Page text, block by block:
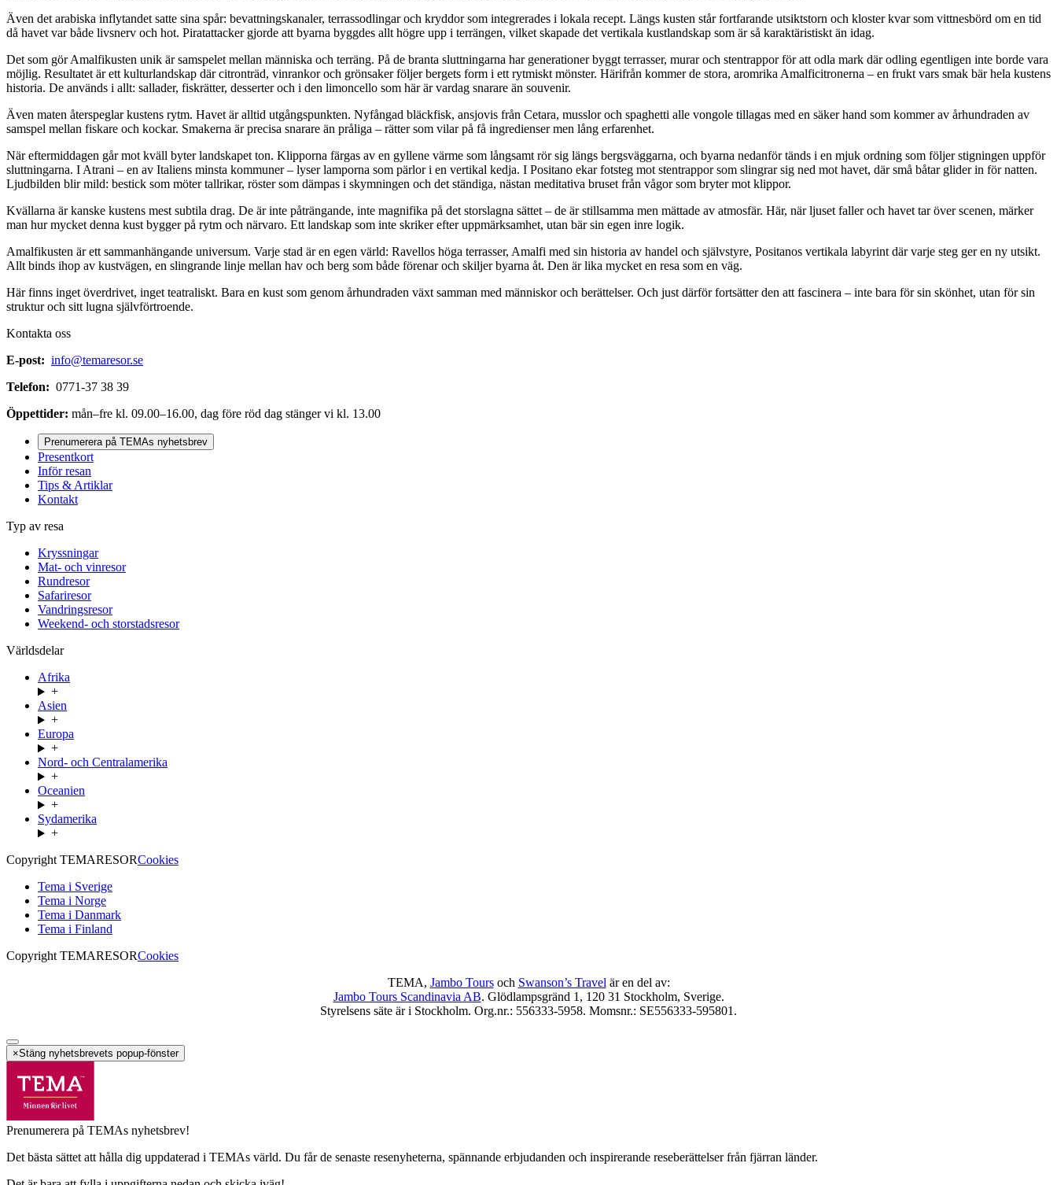
Även det arabiska inflytandet satte sina spår: bevattningskanaler, terrassodlingar och kryddor som integrerades i lokala recept. Längs kusten står fortfarande utsiktstorn och kloster kvar som vittnesbörd om en tid
då havet var både livsnerv och hot. Piratattacker gjorde att byarna byggdes allt högre upp i terrängen, vilket skapade det vertikala kustlandskap som är så karaktäristiskt än idag.
Det som gör Amalfikusten unik är samspelet mellan människa och terräng. På de branta sluttningarna har generationer byggt terrasser, murar och stentrappor för att odla mark där odling egentligen inte borde vara
möjlig. Resultatet är ett kulturlandskap där citronträd, vinrankor och grönsaker följer bergets form i ett rytmiskt mönster. Härifrån kommer de stora, aromrika Amalficitronerna – en frukt vars smak bär hela kustens
historia. De används i allt: sallader, fiskrätter, desserter och i den limoncello som här är vardag snarare än souvenir.
Även maten återspeglar kustens rytm. Havet är alltid utgångspunkten. Nyfångad bläckfisk, ansjovis från Cetara, musslor och spaghetti alle vongole tillagas med en säker hand som kommer av århundraden av
samspel mellan fiskare och kockar. Smakerna är precisa snarare än pråliga – rätter som vilar på få ingredienser men lång erfarenhet.
När eftermiddagen går mot kväll byter landskapet ton. Klipporna färgas av en gyllene värme som långsamt rör sig längs bergsväggarna, och byarna nedanför tänds i en mjuk ordning som följer stigningen uppför
sluttningarna. I Atrani – en av Italiens minsta kommuner – lyser lamporna som pärlor i en vertikal kedja. I Positano ekar fotsteg mot stentrappor som slingrar sig ned mot havet, där små båtar glider in för natten.
Ljudbilden blir mild: bestick som möter tallrikar, röster som dämpas i skymningen och det ständiga, nästan meditativa bruset från vågor som bryter mot klippor.
Kvällarna är kanske kustens mest subtila drag. De är inte påträngande, inte magnifika på det storslagna sättet – de är stillsamma men mättade av atmosfär. Här, när ljuset faller och havet tar över scenen, märker
man hur mycket denna kust bygger på rytm och närvaro. Ett landskap som inte skriker efter uppmärksamhet, utan bär sin egen inre logik.
Amalfikusten är ett sammanhängande universum. Varje stad är en egen värld: Ravellos höga terrasser, Amalfi med sin historia av handel och självstyre, Positanos vertikala labyrint där varje steg ger en ny utsikt.
Allt binds ihop av kustvägen, en slingrande linje mellan hav och berg som både förenar och skiljer byarna åt. Den är lika mycket en resa som en väg.
Här finns inget överdrivet, inget teatraliskt. Bara en kust som genom århundraden växt samman med människor och berättelser. Och just därför fortsätter den att fascinera – inte bara för sin skönhet, utan för sin
struktur och sitt lugna självförtroende.
Kontakta oss
E-post: info@temaresor.se
Telefon: 0771-37 38 39
Öppettider: mån–fre kl. 09.00–16.00, dag före röd dag stänger vi kl. 13.00
Prenumerera på TEMAs nyhetsbrev
Presentkort
Inför resan
Tips & Artiklar
Kontakt
Typ av resa
Kryssningar
Mat- och vinresor
Rundresor
Safariresor
Vandringsresor
Weekend- och storstadsresor
Världsdelar
Afrika
+
Asien
+
Europa
+
Nord- och Centralamerika
+
Oceanien
+
Sydamerika
+
Copyright TEMARESORCookies
Tema i Sverige
Tema i Norge
Tema i Danmark
Tema i Finland
Copyright TEMARESORCookies
TEMA, Jambo Toursoch Swanson’s Travelär en del av:
Jambo Tours Scandinavia AB. Glödlampsgränd 1, 120 31 Stockholm, Sverige.
Styrelsens säte är i Stockholm. Org.nr.: 556333-5958. Momsnr.: SE556333-595801.
×Stäng nyhetsbrevets popup-fönster
Prenumerera på TEMAs nyhetsbrev!
Det bästa sättet att hålla dig uppdaterad i TEMAs värld. Du får de senaste resenyheterna, spännande erbjudanden och inspirerande reseberättelser från fjärran länder.